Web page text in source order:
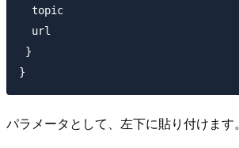
  topic
  url
}
パラメータとして、左下に貼り付けます。